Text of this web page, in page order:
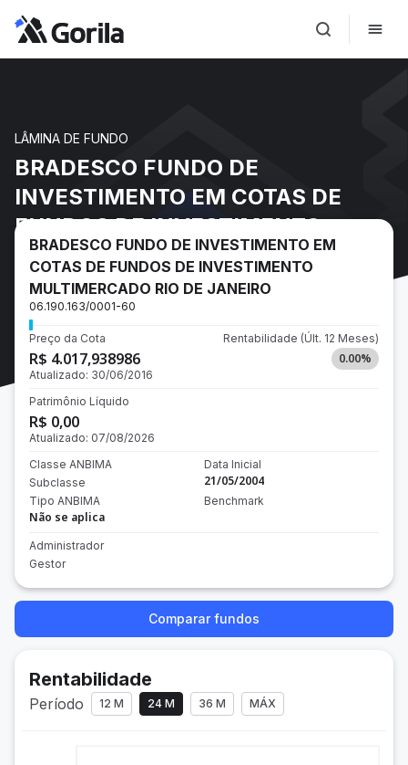
LÂMINA DE FUNDO
BRADESCO FUNDO DE
INVESTIMENTO EM COTAS DE
FUNDOS DE INVESTIMENTO
MULTIMERCADO RIO DE JANEIRO
BRADESCO FUNDO DE INVESTIMENTO EM
COTAS DE FUNDOS DE INVESTIMENTO
MULTIMERCADO RIO DE JANEIRO
06.190.163/0001-60
Preço da Cota
R$ 4.017,938986
Atualizado: 30/06/2016
Rentabilidade (Últ. 12 Meses)
0.00%
Patrimônio Líquido
R$ 0,00
Atualizado: 07/08/2026
Classe ANBIMA
Subclasse
Tipo ANBIMA
Não se aplica
Data Inicial
21/05/2004
Benchmark
Administrador
Gestor
Comparar fundos
Rentabilidade
Período 12 M 24 M 36 M MÁX